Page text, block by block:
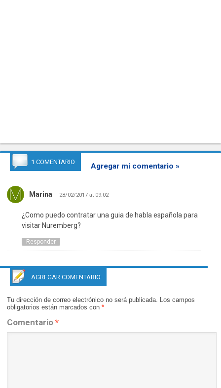
1 COMENTARIO Agregar mi comentario »
Marina 28/02/2017 at 09:02
¿Como puedo contratar una guia de habla española para
visitar Nuremberg?
Responder
AGREGAR COMENTARIO
Tu dirección de correo electrónico no será publicada. Los campos
obligatorios están marcados con *
Comentario *